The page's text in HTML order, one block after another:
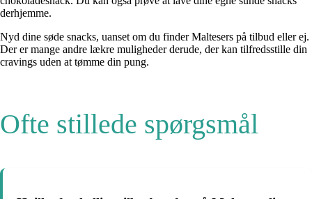
derhjemme.
Nyd dine søde snacks, uanset om du finder Maltesers på tilbud eller ej.
Der er mange andre lækre muligheder derude, der kan tilfredsstille din
cravings uden at tømme din pung.
Ofte stillede spørgsmål